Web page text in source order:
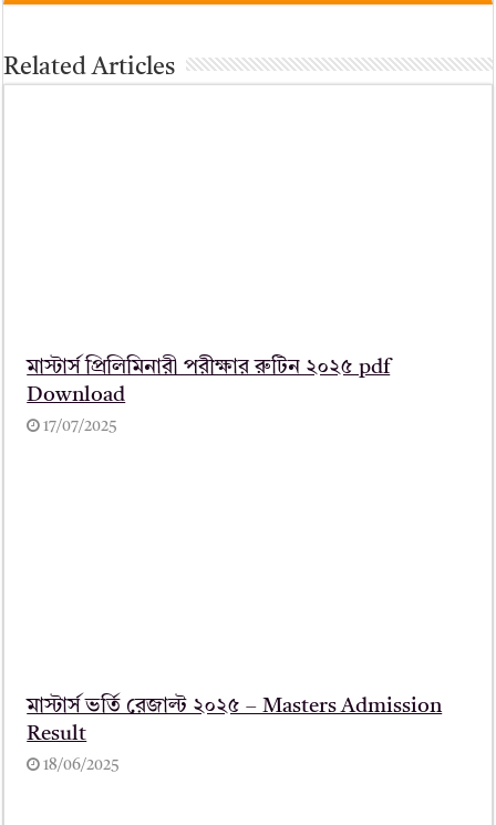
Related Articles
মাস্টার্স প্রিলিমিনারী পরীক্ষার রুটিন ২০২৫ pdf
Download
17/07/2025
মাস্টার্স ভর্তি রেজাল্ট ২০২৫ – Masters Admission
Result
18/06/2025